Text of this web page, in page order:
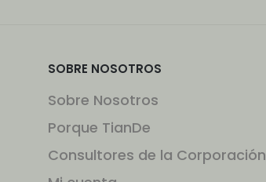
SOBRE NOSOTROS
Sobre Nosotros
Porque TianDe
Consultores de la Corporación